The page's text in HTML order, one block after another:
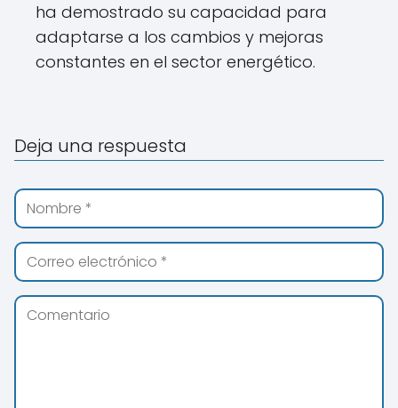
ha demostrado su capacidad para
adaptarse a los cambios y mejoras
constantes en el sector energético.
Deja una respuesta